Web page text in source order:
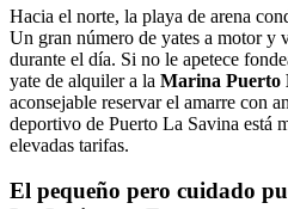
Hacia el norte, la playa de arena
Un gran número de yates a motor y
durante el día. Si no le apetece
yate de alquiler a la Marina Puerto
aconsejable reservar el amarre con
deportivo de Puerto La Savina está
elevadas tarifas.
El pequeño pero cuidado